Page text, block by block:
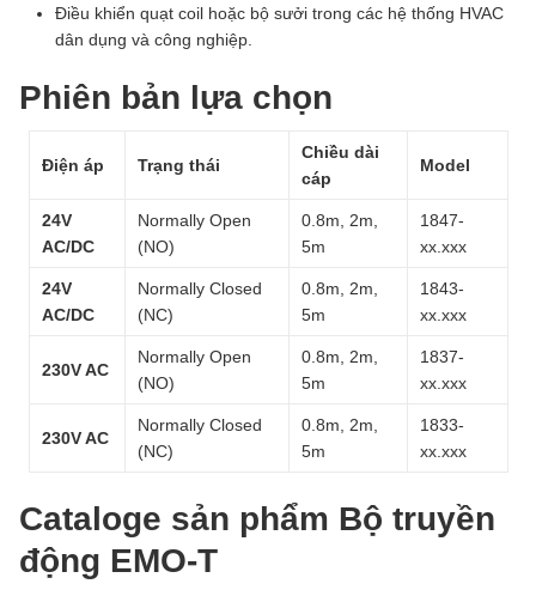
Điều khiển quạt coil hoặc bộ sưởi trong các hệ thống HVAC
dân dụng và công nghiệp.
Phiên bản lựa chọn
Điện áp Trạng thái
Chiều dài
cáp
Model
24V
AC/DC
Normally Open
(NO)
0.8m, 2m,
5m
1847-
xx.xxx
24V
AC/DC
Normally Closed
(NC)
0.8m, 2m,
5m
1843-
xx.xxx
230V AC
Normally Open
(NO)
0.8m, 2m,
5m
1837-
xx.xxx
230V AC
Normally Closed
(NC)
0.8m, 2m,
5m
1833-
xx.xxx
Cataloge sản phẩm Bộ truyền
động EMO-T